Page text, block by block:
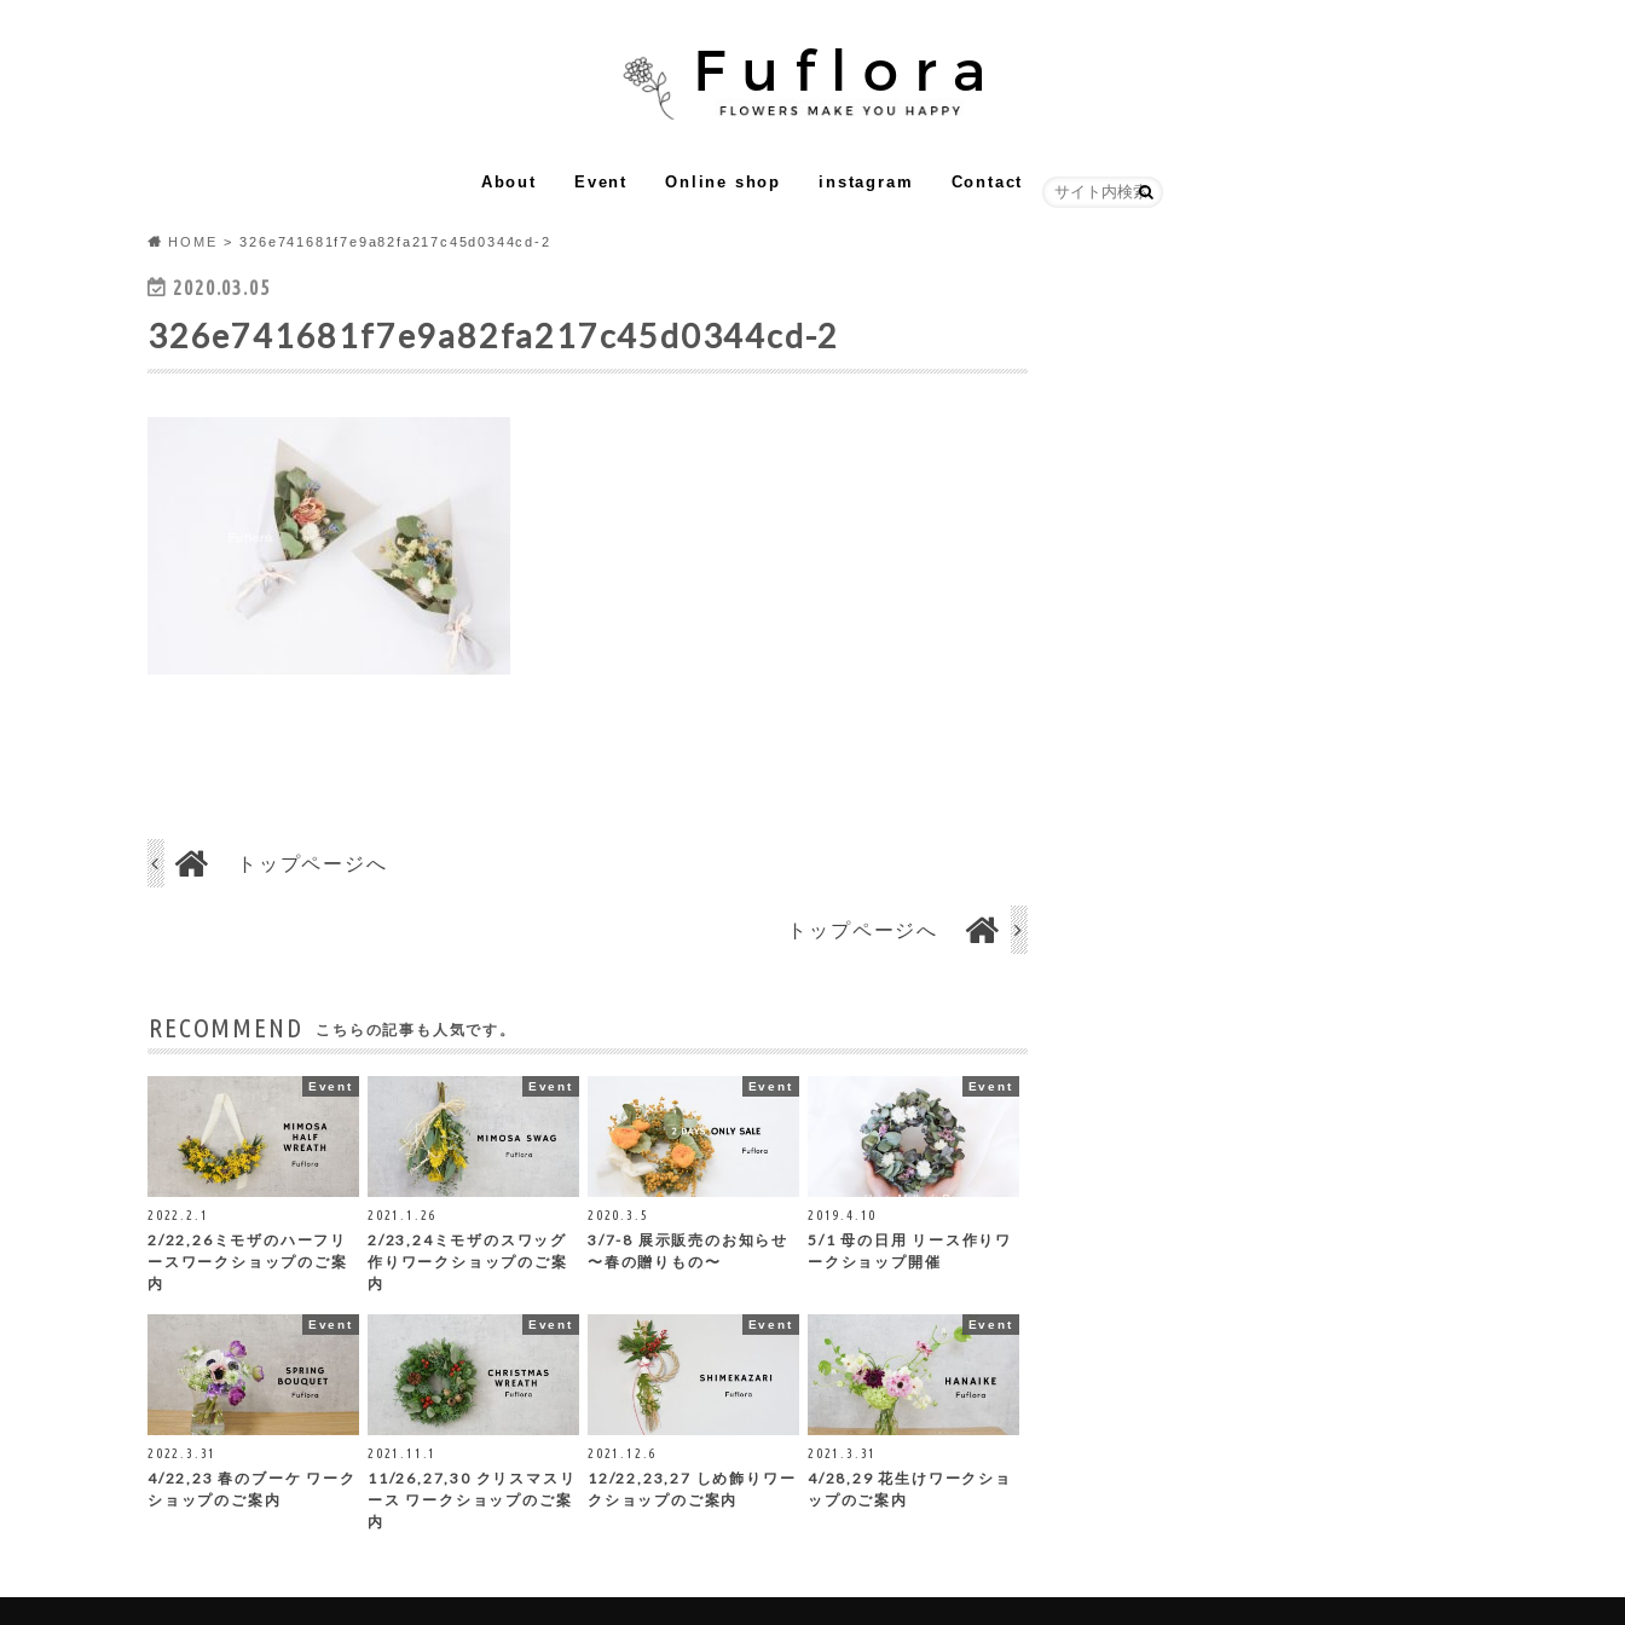
About Event Online shop instagram Contact
HOME 326e741681f7e9a82fa217c45d0344cd-2
2020.03.05
326e741681f7e9a82fa217c45d0344cd-2
トップページへ
トップページへ
RECOMMEND こちらの記事も人気です。
Event
2022.2.1
2/22,26ミモザのハーフリ
ースワークショップのご案
内
Event
2021.1.26
2/23,24ミモザのスワッグ
作りワークショップのご案
内
Event
2020.3.5
3/7-8 展示販売のお知らせ
〜春の贈りもの〜
Event
2019.4.10
5/1 母の日用 リース作りワ
ークショップ開催
Event
2022.3.31
4/22,23 春のブーケ ワーク
ショップのご案内
Event
2021.11.1
11/26,27,30 クリスマスリ
ース ワークショップのご案
内
Event
2021.12.6
12/22,23,27 しめ飾りワー
クショップのご案内
Event
2021.3.31
4/28,29 花生けワークショ
ップのご案内